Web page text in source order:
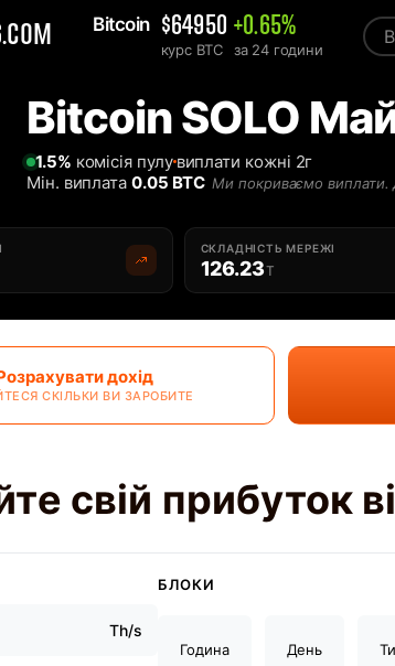
Bitcoin $64950
курс BTC
+0.65%
за 24 години
пул українською - 2Miners
Bitcoin SOLO
1.5% комісія пулувиплати кожні 2г
Мін. виплата 0.05 BTC Ми покриваємо виплати.
СКЛАДНІСТЬ МЕРЕЖІ
126.23T
дохід
СКІЛЬКИ ВИ ЗАРОБИТЕ
свій прибуток
Th/s
БЛОКИ
Година День